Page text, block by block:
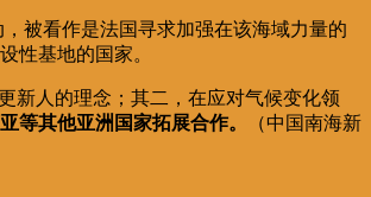
被看作是法国寻求加强在该海域力量的
性基地的国家。
新人的理念；其二，在应对气候变化领
等其他亚洲国家拓展合作。
（中国南海新